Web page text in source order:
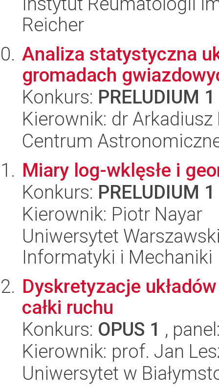
Reicher
Analiza statystyczna
gromadach
Konkurs: PRELUDIUM 1
Kierownik: dr
Centrum
Miary log-wklęsłe i
Konkurs: PRELUDIUM 1
Kierownik: Piotr Nayar
Uniwersytet
Informatyki i Mechaniki
Dyskretyzacje
całki ruchu
Konkurs: OPUS 1 ,
Kierownik: prof. Jan
Uniwersytet w